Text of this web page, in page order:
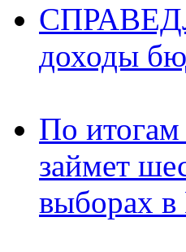
доходы
По
займет
выборах